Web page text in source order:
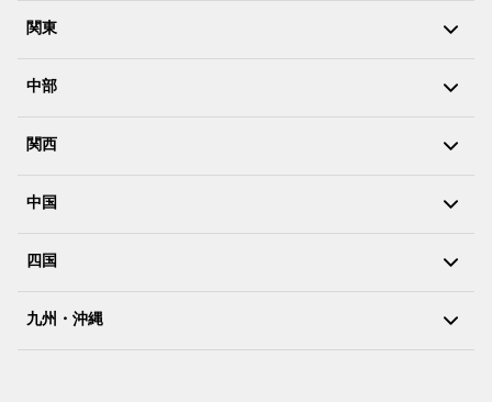
関東
中部
関西
中国
四国
九州・沖縄